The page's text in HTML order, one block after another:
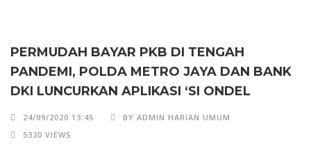
PERMUDAH BAYAR PKB DI TENGAH
PANDEMI, POLDA METRO JAYA DAN BANK
DKI LUNCURKAN APLIKASI ‘SI ONDEL
24/09/2020 13:45
BY ADMIN HARIAN UMUM
5330 VIEWS